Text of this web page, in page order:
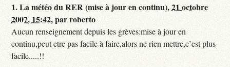
1.La météo du RER (mise à jour en continu),21 octobre
2007, 15:42,parroberto
Aucun renseignement depuis les grèves:mise à jour en
continu,peut etre pas facile à faire,alors ne rien mettre,c’est plus
facile.....!!